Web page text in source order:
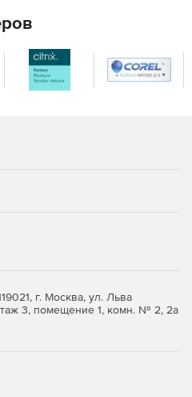
Directory (от устаревших
инвентаризация систем с
данных в HTML, CSV, БД
Active Directory между
(технология Wake On
г. Москва, ул. Льва
3, помещение 1, комн. № 2, 2а